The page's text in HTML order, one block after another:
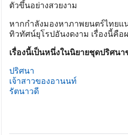
ตัวขึ้นอย่างสวยงาม
หากกำลังมองหาภาพยนตร์ไทยแ
ทิวทัศน์ยุโรปอันงดงาม เรื่องนี้คื
เรื่องนี้เป็นหนึ่งในนิยายชุดปริศน
ปริศนา
เจ้าสาวของอานนท์
รัตนาวดี